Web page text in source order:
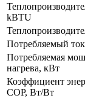
kBTU
Потребляемый
Потребляемая
нагрева, кВт
Коэффициент
COP, Вт/Вт